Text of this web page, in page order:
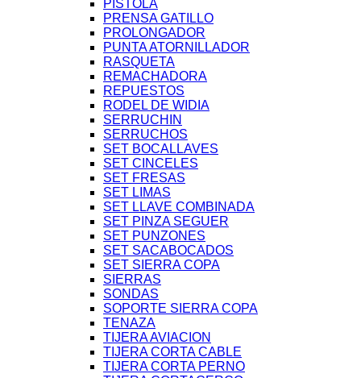
PISTOLA
PRENSA GATILLO
PROLONGADOR
PUNTA ATORNILLADOR
RASQUETA
REMACHADORA
REPUESTOS
RODEL DE WIDIA
SERRUCHIN
SERRUCHOS
SET BOCALLAVES
SET CINCELES
SET FRESAS
SET LIMAS
SET LLAVE COMBINADA
SET PINZA SEGUER
SET PUNZONES
SET SACABOCADOS
SET SIERRA COPA
SIERRAS
SONDAS
SOPORTE SIERRA COPA
TENAZA
TIJERA AVIACION
TIJERA CORTA CABLE
TIJERA CORTA PERNO